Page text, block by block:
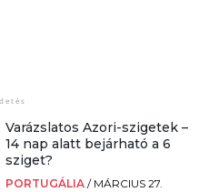
Varázslatos Azori-szigetek –
14 nap alatt bejárható a 6
sziget?
PORTUGÁLIA / MÁRCIUS 27.